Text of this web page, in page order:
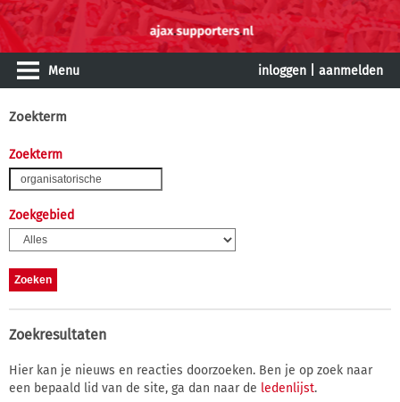
Menu inloggen aanmelden
Zoekterm
Zoekterm
Zoekgebied
Zoekresultaten
Hier kan je nieuws en reacties doorzoeken. Ben je op zoek naar
een bepaald lid van de site, ga dan naar de ledenlijst.